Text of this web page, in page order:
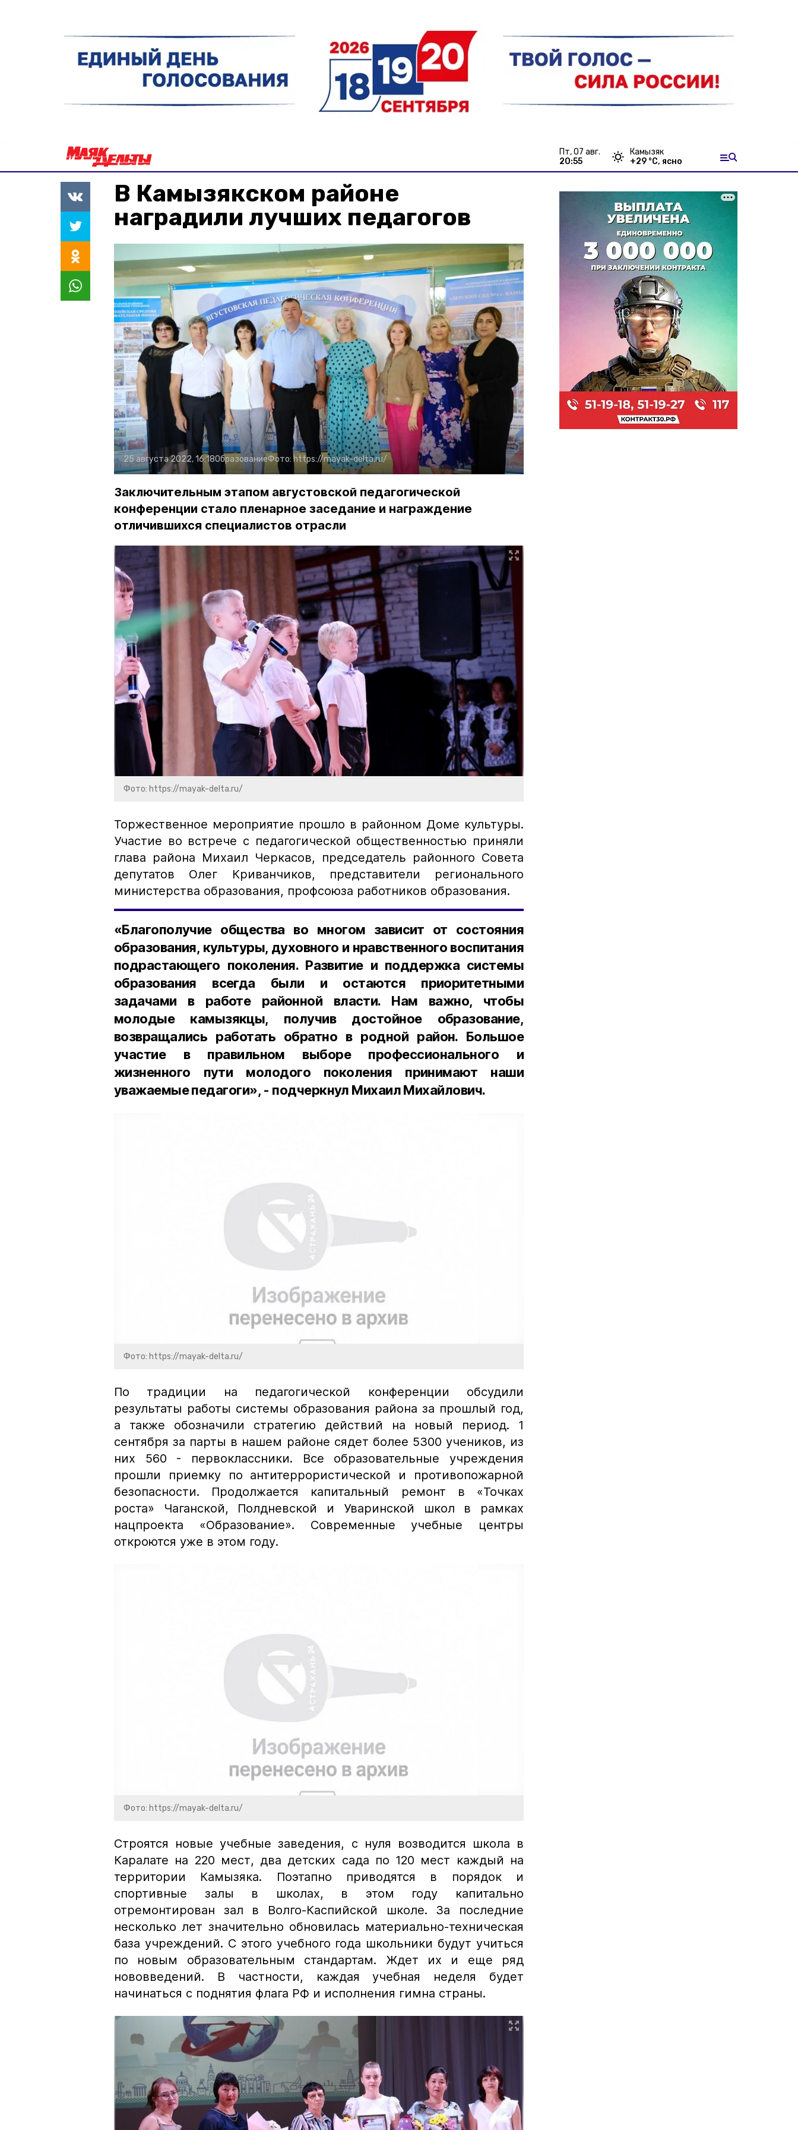
пт, 07 авг.
20:55
Камызяк
+29 °С, ясно
В Камызякском районе
наградили лучших педагогов
25 августа 2022, 16:18ОбразованиеФото:https://mayak-delta.ru/
Заключительным этапом августовской педагогической
конференции стало пленарное заседание и награждение
отличившихся специалистов отрасли
Фото: https://mayak-delta.ru/
Торжественное мероприятие прошло в районном Доме культуры.
Участие во встрече с педагогической общественностью приняли
глава района Михаил Черкасов, председатель районного Совета
депутатов Олег Криванчиков, представители регионального
министерства образования, профсоюза работников образования.
«Благополучие общества во многом зависит от состояния
образования, культуры, духовного и нравственного воспитания
подрастающего поколения. Развитие и поддержка системы
образования всегда были и остаются приоритетными
задачами в работе районной власти. Нам важно, чтобы
молодые камызякцы, получив достойное образование,
возвращались работать обратно в родной район. Большое
участие в правильном выборе профессионального и
жизненного пути молодого поколения принимают наши
уважаемые педагоги», - подчеркнул Михаил Михайлович.
Фото: https://mayak-delta.ru/
По традиции на педагогической конференции обсудили
результаты работы системы образования района за прошлый год,
а также обозначили стратегию действий на новый период. 1
сентября за парты в нашем районе сядет более 5300 учеников, из
них 560 - первоклассники. Все образовательные учреждения
прошли приемку по антитеррористической и противопожарной
безопасности. Продолжается капитальный ремонт в «Точках
роста» Чаганской, Полдневской и Уваринской школ в рамках
нацпроекта «Образование». Современные учебные центры
откроются уже в этом году.
Фото: https://mayak-delta.ru/
Строятся новые учебные заведения, с нуля возводится школа в
Каралате на 220 мест, два детских сада по 120 мест каждый на
территории Камызяка. Поэтапно приводятся в порядок и
спортивные залы в школах, в этом году капитально
отремонтирован зал в Волго-Каспийской школе. За последние
несколько лет значительно обновилась материально-техническая
база учреждений. С этого учебного года школьники будут учиться
по новым образовательным стандартам. Ждет их и еще ряд
нововведений. В частности, каждая учебная неделя будет
начинаться с поднятия флага РФ и исполнения гимна страны.